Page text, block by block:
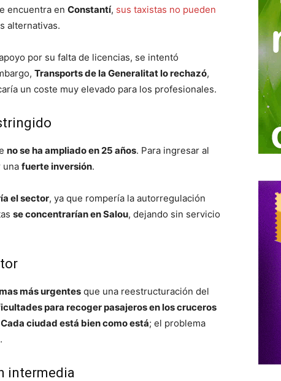
encuentra en Constantí, sus taxistas no pueden
alternativas.
por su falta de licencias, se intentó
Transports de la Generalitat lo rechazó,
un coste muy elevado para los profesionales.
no se ha ampliado en 25 años. Para ingresar al
una fuerte inversión.
el sector, ya que rompería la autorregulación
se concentrarían en Salou, dejando sin servicio
más urgentes que una reestructuración del
para recoger pasajeros en los cruceros
Cada ciudad está bien como está; el problema
intermedia